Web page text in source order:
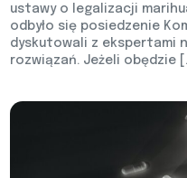
ustawy o legalizacji
odbyło się posiedzenie
dyskutowali z ekspertami
rozwiązań. Jeżeli obędzie